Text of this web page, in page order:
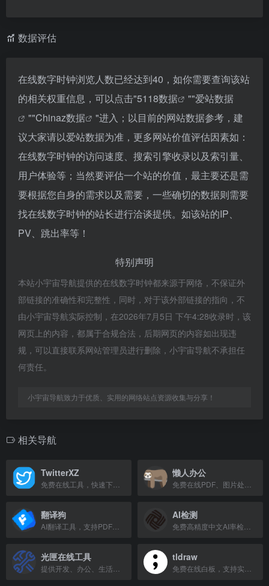
数据评估
在线数字时钟浏览人数已经达到40，如你需要查询该站
的相关权重信息，可以点击"5118数据 ""爱站数据
""Chinaz数据
"进入；以目前的网站数据参考，建
议大家请以爱站数据为准，更多网站价值评估因素如：
在线数字时钟的访问速度、搜索引擎收录以及索引量、
用户体验等；当然要评估一个站的价值，最主要还是需
要根据您自身的需求以及需要，一些确切的数据则需要
找在线数字时钟的站长进行洽谈提供。如该站的IP、
PV、跳出率等！
特别声明
本站小宇宙导航提供的在线数字时钟都来源于网络，不保证外
部链接的准确性和完整性，同时，对于该外部链接的指向，不
由小宇宙导航实际控制，在2026年7月5日 下午4:28收录时，该
网页上的内容，都属于合规合法，后期网页的内容如出现违
规，可以直接联系网站管理员进行删除，小宇宙导航不承担任
何责任。
小宇宙导航致力于优质、实用的网络站点资源收集与分享！
相关导航
TwitterXZ 懒人办公
翻译狗 AI检测
光匣在线工具 tldraw